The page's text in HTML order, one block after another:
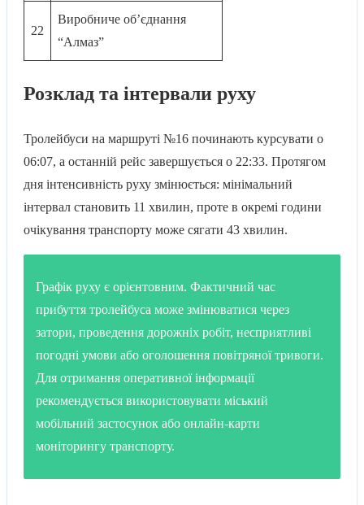
22
Виробниче обʼєднання
“Алмаз”
Розклад та інтервали руху
Тролейбуси на маршруті №16 починають курсувати о
06:07, а останній рейс завершується о 22:33. Протягом
дня інтенсивність руху змінюється: мінімальний
інтервал становить 11 хвилин, проте в окремі години
очікування транспорту може сягати 43 хвилин.
Графік руху є орієнтовним. Фактичний час
прибуття тролейбуса може змінюватися через
затори, проведення дорожніх робіт, несприятливі
погодні умови або оголошення повітряної тривоги.
Для отримання оперативної інформації
рекомендується використовувати міський
мобільний застосунок або онлайн-карти
моніторингу транспорту.